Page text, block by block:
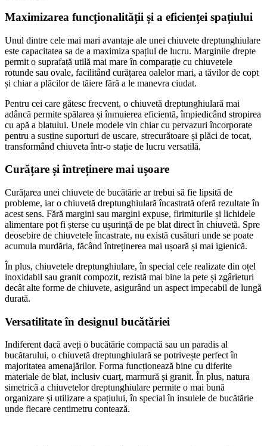
Maximizarea funcționalității și a eficienței spațiului
Unul dintre cele mai mari avantaje ale unei chiuvete dreptunghiulare
este capacitatea sa de a maximiza spațiul de lucru. Marginile drepte
permit o suprafață utilă mai mare în comparație cu chiuvetele
rotunde sau ovale, facilitând curățarea oalelor mari, a tăvilor de copt
și chiar a plăcilor de tăiere fără a le manevra ciudat.
Pentru cei care gătesc frecvent, o chiuvetă dreptunghiulară mai
adâncă permite spălarea și înmuierea eficientă, împiedicând stropirea
cu apă a blatului. Unele modele vin chiar cu pervazuri încorporate
pentru a susține suporturi de uscare, strecurătoare și plăci de tocat,
transformând chiuveta într-o stație de lucru versatilă.
Curățare și întreținere mai ușoare
Curățarea unei chiuvete de bucătărie ar trebui să fie lipsită de
probleme, iar o chiuvetă dreptunghiulară încastrată oferă rezultate în
acest sens. Fără margini sau margini expuse, firimiturile și lichidele
alimentare pot fi șterse cu ușurință de pe blat direct în chiuvetă. Spre
deosebire de chiuvetele încastrate, nu există cusături unde se poate
acumula murdăria, făcând întreținerea mai ușoară și mai igienică.
În plus, chiuvetele dreptunghiulare, în special cele realizate din oțel
inoxidabil sau granit compozit, rezistă mai bine la pete și zgârieturi
decât alte forme de chiuvete, asigurând un aspect impecabil de lungă
durată.
Versatilitate în designul bucătăriei
Indiferent dacă aveți o bucătărie compactă sau un paradis al
bucătarului, o chiuvetă dreptunghiulară se potrivește perfect în
majoritatea amenajărilor. Forma funcționează bine cu diferite
materiale de blat, inclusiv cuarț, marmură și granit. În plus, natura
simetrică a chiuvetelor dreptunghiulare permite o mai bună
organizare și utilizare a spațiului, în special în insulele de bucătărie
unde fiecare centimetru contează.